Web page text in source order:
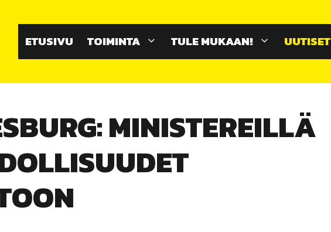
ETUSIVU TOIMINTA TULE MUKAAN! UUTISET
MINISTEREILLÄ